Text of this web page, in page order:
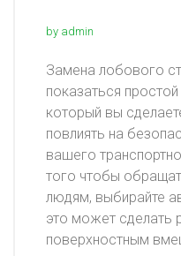
by admin
Замена лобового
показаться
который вы
повлиять на
вашего
того чтобы
людям, выбирайте
это может сделать
поверхностным